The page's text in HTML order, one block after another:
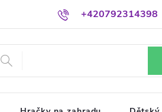
+420792314398